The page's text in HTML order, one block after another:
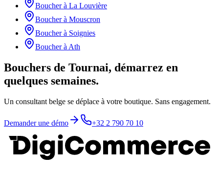
Boucherà La Louvière
Boucherà Mouscron
Boucherà Soignies
Boucherà Ath
Bouchers de Tournai, démarrez en
quelques semaines.
Un consultant belge se déplace à votre boutique. Sans engagement.
Demander une démo +32 2 790 70 10